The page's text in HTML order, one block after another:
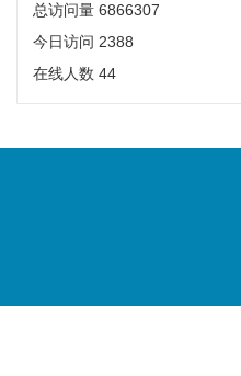
总访问量 6866307
今日访问 2388
在线人数 44